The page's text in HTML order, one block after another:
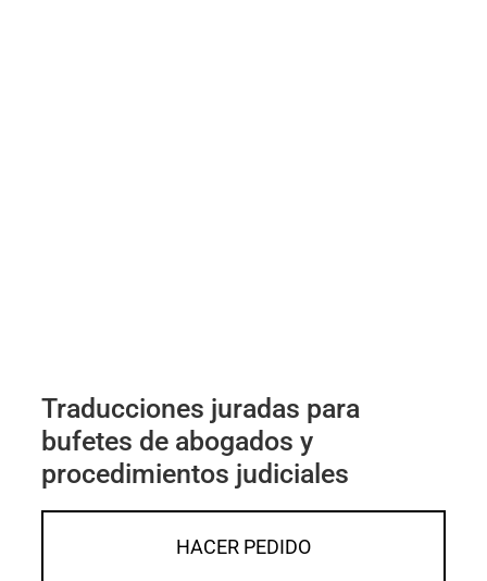
Traducciones juradas para
bufetes de abogados y
procedimientos judiciales
HACER PEDIDO